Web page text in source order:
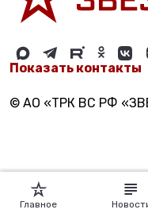
Показать контакты
© АО «ТРК ВС РФ
Главное